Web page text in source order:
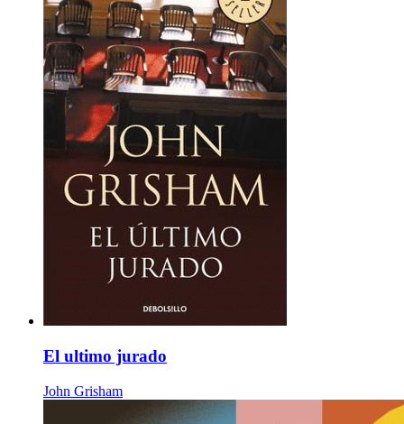
El ultimo jurado
John Grisham